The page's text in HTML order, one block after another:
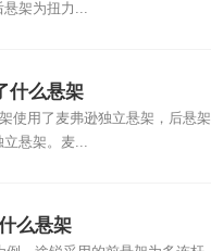
悬架为扭力...
什么悬架
使用了麦弗逊独立悬架，后悬架
立悬架。麦...
么悬架